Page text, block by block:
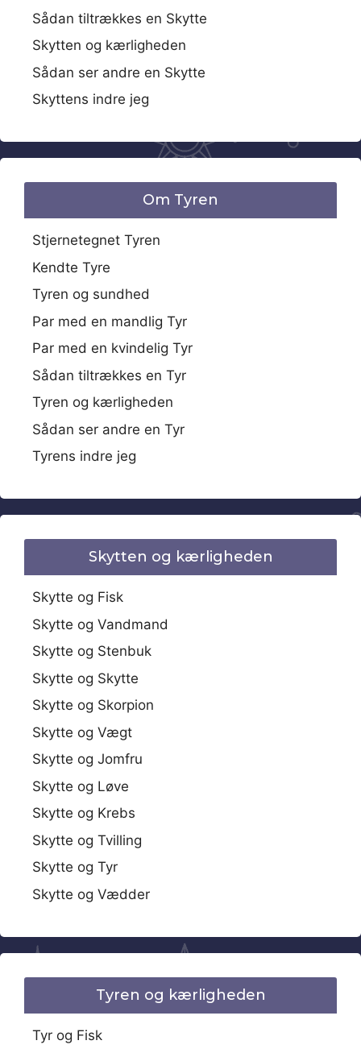
Sådan tiltrækkes en Skytte
Skytten og kærligheden
Sådan ser andre en Skytte
Skyttens indre jeg
Om Tyren
Stjernetegnet Tyren
Kendte Tyre
Tyren og sundhed
Par med en mandlig Tyr
Par med en kvindelig Tyr
Sådan tiltrækkes en Tyr
Tyren og kærligheden
Sådan ser andre en Tyr
Tyrens indre jeg
Skytten og kærligheden
Skytte og Fisk
Skytte og Vandmand
Skytte og Stenbuk
Skytte og Skytte
Skytte og Skorpion
Skytte og Vægt
Skytte og Jomfru
Skytte og Løve
Skytte og Krebs
Skytte og Tvilling
Skytte og Tyr
Skytte og Vædder
Tyren og kærligheden
Tyr og Fisk